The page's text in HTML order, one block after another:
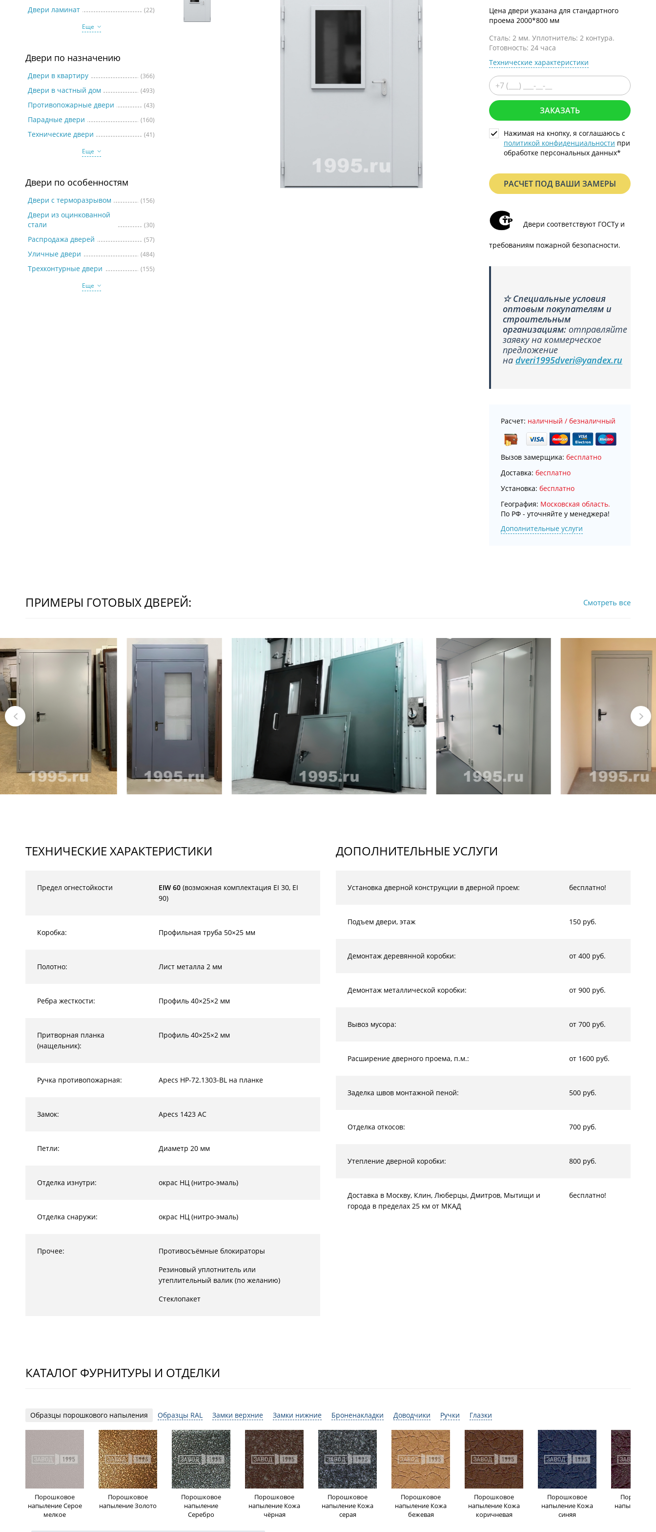
Двери ламинат
(22)
Еще
Двери по назначению
Двери в квартиру (366)
Двери в частный дом (493)
Противопожарные двери (43)
Парадные двери (160)
Технические двери
(41)
Еще
Двери по особенностям
Двери с терморазрывом (156)
Двери из оцинкованной
стали
(30)
Распродажа дверей (57)
Уличные двери (484)
Трехконтурные двери
(155)
Еще
Цена двери указана для стандартного
проема 2000*800 мм
Сталь: 2 мм. Уплотнитель: 2 контура.
Готовность: 24 часа
Технические характеристики
ЗАКАЗАТЬ
Нажимая на кнопку, я соглашаюсь с
политикой конфиденциальности при
обработке персональных данных*
РАСЧЕТ ПОД ВАШИ ЗАМЕРЫ
Двери соответствуют ГОСТу и
требованиям пожарной безопасности.
☆Специальные условия
оптовым покупателям и
строительным
организациям: отправляйте
заявку на коммерческое
предложение
на dveri1995dveri@yandex.ru
Расчет: наличный / безналичный
Вызов замерщика: бесплатно
Доставка: бесплатно
Установка: бесплатно
География: Московская область.
По РФ - уточняйте у менеджера!
Дополнительные услуги
ПРИМЕРЫ ГОТОВЫХ ДВЕРЕЙ: Смотреть все
ТЕХНИЧЕСКИЕ ХАРАКТЕРИСТИКИ
Предел огнестойкости EIW 60 (возможная комплектация EI 30, EI
90)
Коробка: Профильная труба 50×25 мм
Полотно: Лист металла 2 мм
Ребра жесткости: Профиль 40×25×2 мм
Притворная планка
(нащельник):
Профиль 40×25×2 мм
Ручка противопожарная: Apecs HP-72.1303-BL на планке
Замок: Apecs 1423 AC
Петли: Диаметр 20 мм
Отделка изнутри: окрас НЦ (нитро-эмаль)
Отделка снаружи: окрас НЦ (нитро-эмаль)
Прочее:
Противосъёмные блокираторы
Резиновый уплотнитель или
утеплительный валик (по желанию)
Стеклопакет
ДОПОЛНИТЕЛЬНЫЕ УСЛУГИ
Установка дверной конструкции в дверной проем: бесплатно!
Подъем двери, этаж 150 руб.
Демонтаж деревянной коробки: от 400 руб.
Демонтаж металлической коробки: от 900 руб.
Вывоз мусора: от 700 руб.
Расширение дверного проема, п.м.: от 1600 руб.
Заделка швов монтажной пеной: 500 руб.
Отделка откосов: 700 руб.
Утепление дверной коробки: 800 руб.
Доставка в Москву, Клин, Люберцы, Дмитров, Мытищи и
города в пределах 25 км от МКАД
бесплатно!
КАТАЛОГ ФУРНИТУРЫ И ОТДЕЛКИ
Образцы порошкового напыления Образцы RAL Замки верхние Замки нижние Броненакладки Доводчики Ручки Глазки
Порошковое
напыление Серое
мелкое
Порошковое
напыление Золото
Порошковое
напыление
Серебро
Порошковое
напыление Кожа
чёрная
Порошковое
напыление Кожа
серая
Порошковое
напыление Кожа
бежевая
Порошковое
напыление Кожа
коричневая
Порошковое
напыление Кожа
синяя
напыление